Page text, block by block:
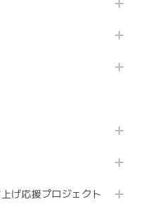
げ応援プロジェクト